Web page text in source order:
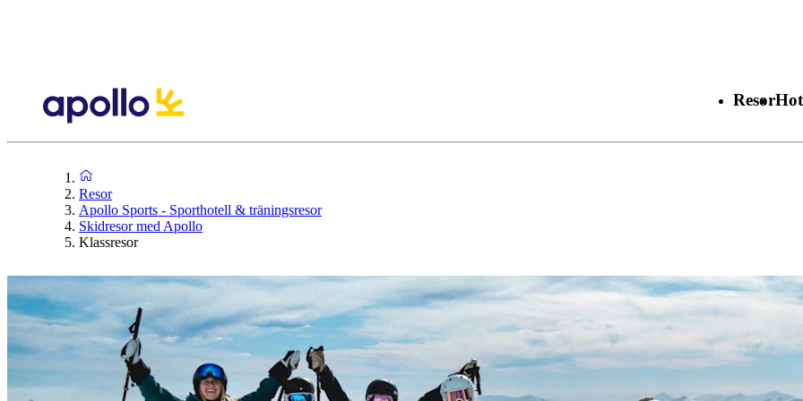
Resor
Resor
Apollo Sports - Sporthotell & träningsresor
Skidresor med Apollo
Klassresor